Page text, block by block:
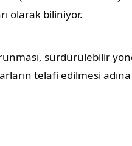
olarak biliniyor.
sürdürülebilir
telafi edilmesi